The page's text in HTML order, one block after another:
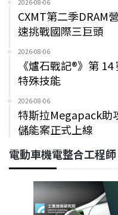
2026-08-06
CXMT第二季DRAM
速挑戰國際三巨頭
2026-08-06
《爐石戰記®》第
特殊技能
2026-08-06
特斯拉Megapack助
儲能案正式上線
電動車機電整合工程師